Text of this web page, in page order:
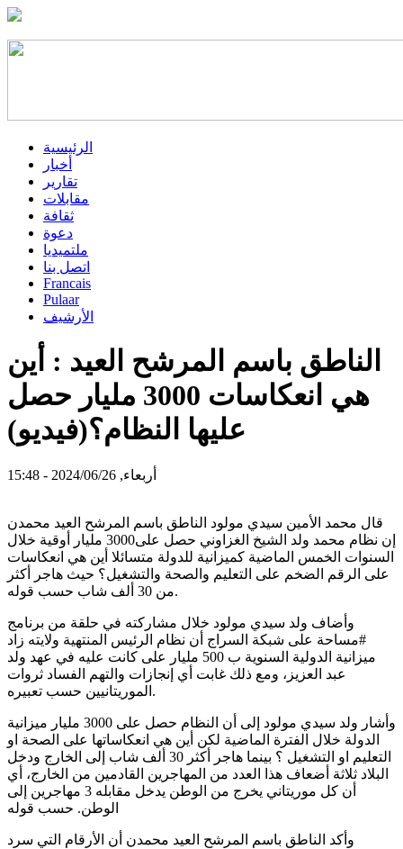
الرئيسية
أخبار
تقارير
مقابلات
ثقافة
دعوة
ملتميديا
اتصل بنا
Francais
Pulaar
الأرشيف
الناطق باسم المرشح العيد : أين
هي انعكاسات 3000 مليار حصل
عليها النظام؟(فيديو)
أربعاء, 2024/06/26 - 15:48
قال محمد الأمين سيدي مولود الناطق باسم المرشح العيد محمدن
إن نظام محمد ولد الشيخ الغزاوني حصل على3000 مليار أوقية خلال
السنوات الخمس الماضية كميزانية للدولة متسائلا أين هي انعكاسات
على الرقم الضخم على التعليم والصحة والتشغيل؟ حيث هاجر أكثر
من 30 ألف شاب حسب قوله.
وأضاف ولد سيدي مولود خلال مشاركته في حلقة من برنامج
#مساحة على شبكة السراج أن نظام الرئيس المنتهية ولايته زاد
ميزانية الدولية السنوية ب 500 مليار على كانت عليه في عهد ولد
عبد العزيز، ومع ذلك غابت أي إنجازات والتهم الفساد ثروات
الموريتانيين حسب تعبيره.
وأشار ولد سيدي مولود إلى أن النظام حصل على 3000 مليار ميزانية
الدولة خلال الفترة الماضية لكن أين هي انعكاساتها على الصحة او
التعليم او التشغيل ؟ بينما هاجر أكثر 30 ألف شاب إلى الخارج ودخل
البلاد ثلاثة أضعاف هذا العدد من المهاجرين القادمين من الخارج، أي
أن كل موريتاني يخرج من الوطن يدخل مقابله 3 مهاجرين إلى
الوطن. حسب قوله
وأكد الناطق باسم المرشح العيد محمدن أن الأرقام التي سرد